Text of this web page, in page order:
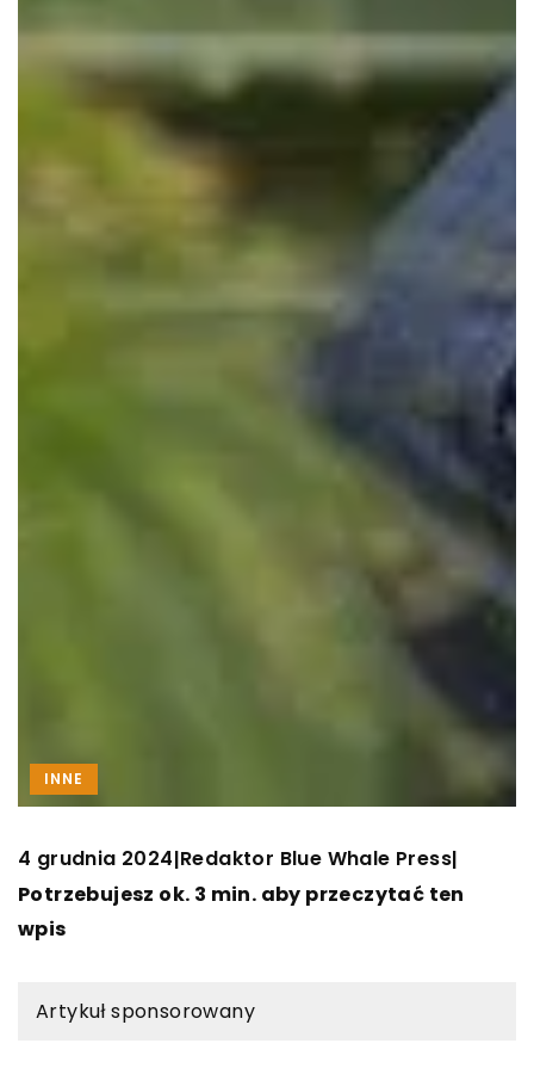
INNE
4 grudnia 2024|Redaktor Blue Whale Press|
Potrzebujesz ok. 3 min. aby przeczytać ten
wpis
Artykuł sponsorowany